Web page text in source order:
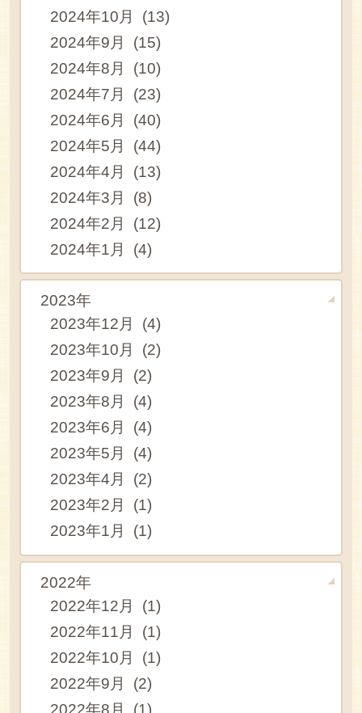
2024年10月 (13)
2024年9月 (15)
2024年8月 (10)
2024年7月 (23)
2024年6月 (40)
2024年5月 (44)
2024年4月 (13)
2024年3月 (8)
2024年2月 (12)
2024年1月 (4)
2023年
2023年12月 (4)
2023年10月 (2)
2023年9月 (2)
2023年8月 (4)
2023年6月 (4)
2023年5月 (4)
2023年4月 (2)
2023年2月 (1)
2023年1月 (1)
2022年
2022年12月 (1)
2022年11月 (1)
2022年10月 (1)
2022年9月 (2)
2022年8月 (1)